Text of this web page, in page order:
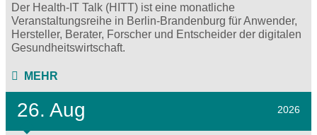
Der Health-IT Talk (HITT) ist eine monatliche
Veranstaltungsreihe in Berlin-Brandenburg für Anwender,
Hersteller, Berater, Forscher und Entscheider der digitalen
Gesundheitswirtschaft.
MEHR
26. Aug 2026